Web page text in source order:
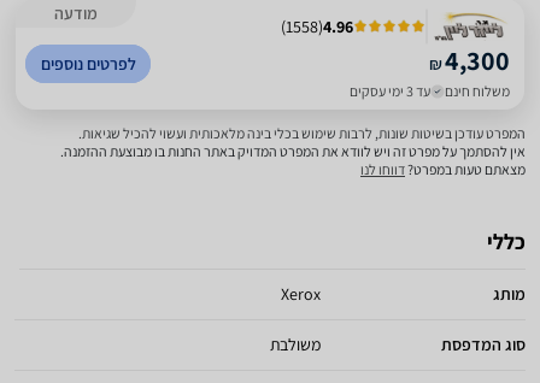
מודעה
4.96
(
1558
)
₪4,300
משלוח חינם עד 3 ימי עסקים
לפרטים נוספים
המפרט עודכן בשיטות שונות, לרבות שימוש בכלי בינה מלאכותית ועשוי להכיל שגיאות.
אין להסתמך על מפרט זה ויש לוודא את המפרט המדויק באתר החנות בו מבוצעת ההזמנה.
מצאתם טעות במפרט?דווחו לנו
כללי
מותג Xerox
סוג המדפסת משולבת